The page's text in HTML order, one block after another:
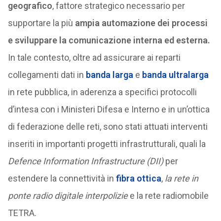
geografico, fattore strategico necessario per
supportare la più ampia automazione dei processi
e sviluppare la comunicazione interna ed esterna.
In tale contesto, oltre ad assicurare ai reparti
collegamenti dati in banda larga e banda ultralarga
in rete pubblica, in aderenza a specifici protocolli
d’intesa con i Ministeri Difesa e Interno e in un’ottica
di federazione delle reti, sono stati attuati interventi
inseriti in importanti progetti infrastrutturali, quali la
Defence Information Infrastructure (DII)per
estendere la connettività in fibra ottica,la rete in
ponte radio digitale interpoliziee la rete radiomobile
TETRA.